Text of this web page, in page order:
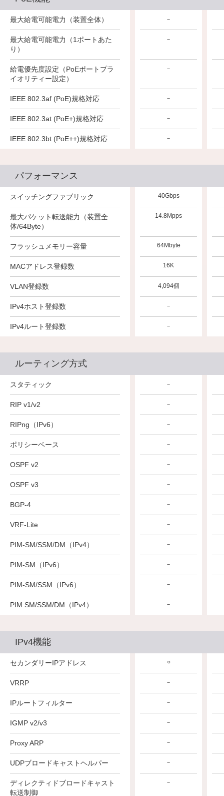
最大給電可能電力（装置全体）
最大給電可能電力（1ポートあた
り）
給電優先度設定（PoEポートプラ
イオリティー設定）
IEEE 802.3af (PoE)規格対応
IEEE 802.3at (PoE+)規格対応
IEEE 802.3bt (PoE++)規格対応
－
－
－
－
－
－
－
－
－
－
－
－
－
－
－
－
－
－
パフォーマンス
スイッチングファブリック
最大パケット転送能力（装置全
体/64Byte）
フラッシュメモリー容量
MACアドレス登録数
VLAN登録数
IPv4ホスト登録数
IPv4ルート登録数
56Gbps
41.66Mpps
64Mbyte
16K
4,094個
－
－
40Gbps
26.78Mpps
64Mbyte
40Gbps
14.8Mpps
64Mbyte
16K
4,094個
－
－
ルーティング方式
スタティック
RIP v1/v2
RIPng（IPv6）
ポリシーベース
OSPF v2
OSPF v3
BGP-4
VRF-Lite
PIM-SM/SSM/DM（IPv4）
PIM-SM（IPv6）
PIM-SM/SSM（IPv6）
PIM SM/SSM/DM（IPv4）
－
－
－
－
－
－
－
－
－
－
－
－
－
－
－
－
－
－
－
－
－
－
－
－
IPv4機能
セカンダリーIPアドレス
VRRP
IPルートフィルター
IGMP v2/v3
Proxy ARP
UDPブロードキャストヘルパー
ディレクティドブロードキャスト
転送制御
○
－
－
－
－
－
－
－
－
○
－
－
－
－
－
－